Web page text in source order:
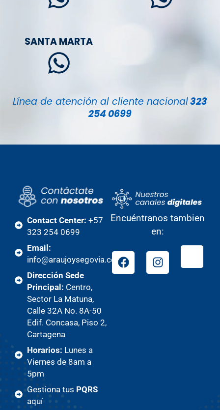
SANTA MARTA
Línea de atención al cliente nacional323
254 0699
Contact Center: +57
323 254 0699
Email:
info@araujoysegovia.com
Dirección Sede
Principal: Centro,
Sector La Matuna,
Calle 32A No. 8A-50
Edif. Concasa, Piso 2,
Cartagena
Horarios: Lunes a
Viernes de 8am a
5pm
Gestiona tus PQRS
aquí
Encuéntranos tambien
en: